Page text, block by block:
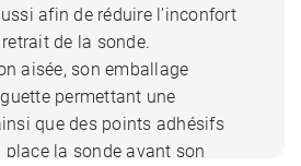
afin de réduire l’inconfort
de la sonde.
aisée, son emballage
permettant une
que des points adhésifs
la sonde avant son